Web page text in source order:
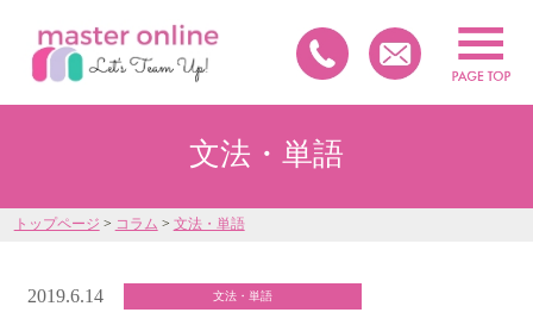
文法・単語
トップページ > コラム > 文法・単語
2019.6.14 文法・単語